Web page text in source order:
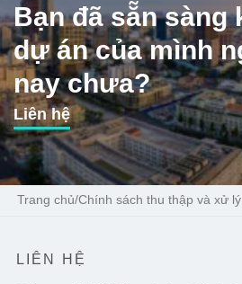
Bạn đã sẵn sàng
dự án của mình
nay chưa?
Liên hệ
Trang chủ/Chính sách thu thập và xử
LIÊN HỆ